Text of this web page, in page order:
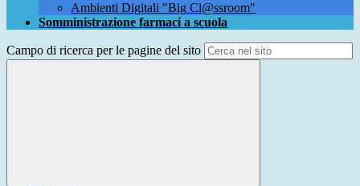
Ambienti Digitali "Big Cl@ssroom"
Somministrazione farmaci a scuola
Campo di ricerca per le pagine del sito